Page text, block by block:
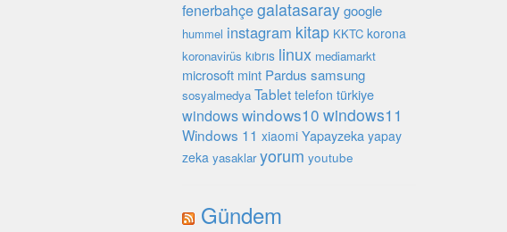
fenerbahçegalatasaray google
hummel instagram kitap KKTC korona
koronavirüs kıbrıs linux mediamarkt
microsoft mint Pardus samsung
sosyalmedya Tablet telefon türkiye
windowswindows10 windows11
Windows 11 xiaomi Yapayzeka yapay
zeka yasaklar yorum youtube
Gündem